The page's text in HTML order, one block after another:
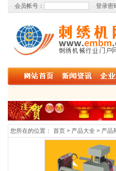
会员帐号： 登录密
您所在的位置： 首页 > 产品大全 > 产品